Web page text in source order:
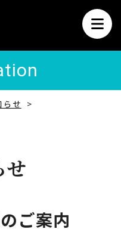
らせ
せ
ご案内